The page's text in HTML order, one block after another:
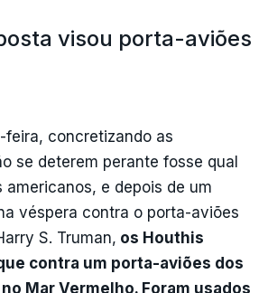
visou porta-aviões
feira, concretizando as
se deterem perante fosse qual
americanos, e depois de um
véspera contra o porta-aviões
S. Truman, os Houthis
contra um porta-aviões dos
Mar Vermelho. Foram usados